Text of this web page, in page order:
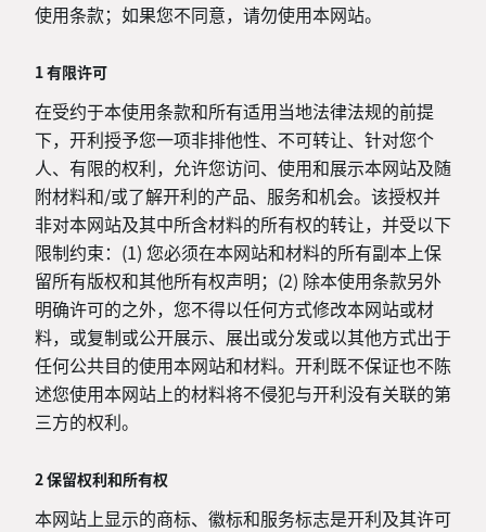
使用条款；如果您不同意，请勿使用本网站。
1 有限许可
在受约于本使用条款和所有适用当地法律法规的前提
下，开利授予您一项非排他性、不可转让、针对您个
人、有限的权利，允许您访问、使用和展示本网站及随
附材料和/或了解开利的产品、服务和机会。该授权并
非对本网站及其中所含材料的所有权的转让，并受以下
限制约束：(1) 您必须在本网站和材料的所有副本上保
留所有版权和其他所有权声明；(2) 除本使用条款另外
明确许可的之外，您不得以任何方式修改本网站或材
料，或复制或公开展示、展出或分发或以其他方式出于
任何公共目的使用本网站和材料。开利既不保证也不陈
述您使用本网站上的材料将不侵犯与开利没有关联的第
三方的权利。
2 保留权利和所有权
本网站上显示的商标、徽标和服务标志是开利及其许可